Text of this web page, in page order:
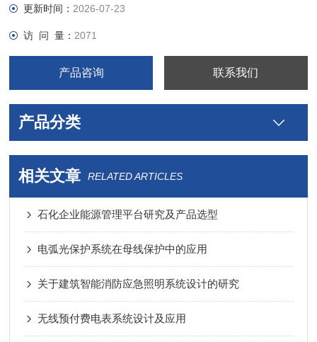
更新时间： 2026-07-23
访 问 量： 2071
产品咨询 联系我们
产品分类
相关文章 RELATED ARTICLES
石化企业能源管理平台研究及产品选型
电弧光保护系统在母线保护中的应用
关于建筑智能消防应急照明系统设计的研究
无线预付费电表系统设计及应用